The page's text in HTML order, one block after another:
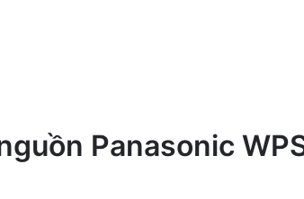
Panasonic